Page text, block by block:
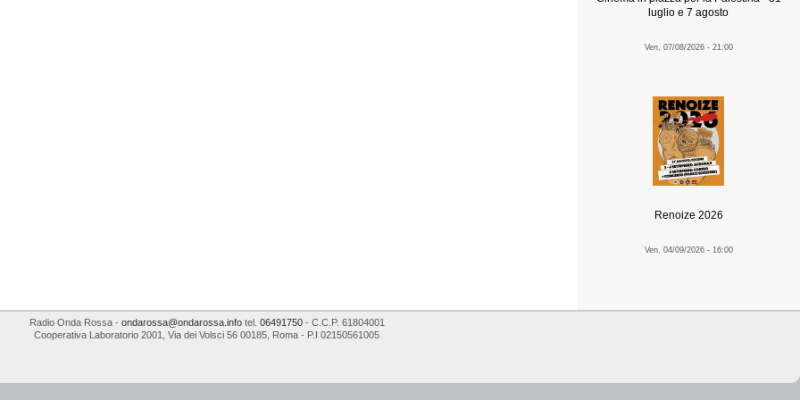
luglio e 7 agosto
Ven, 07/08/2026 - 21:00
Renoize 2026
Ven, 04/09/2026 - 16:00
Radio Onda Rossa- ondarossa@ondarossa.infotel. 06491750- C.C.P. 61804001
Cooperativa Laboratorio 2001
Via dei Volsci 56 00185 Roma - P.I 02150561005